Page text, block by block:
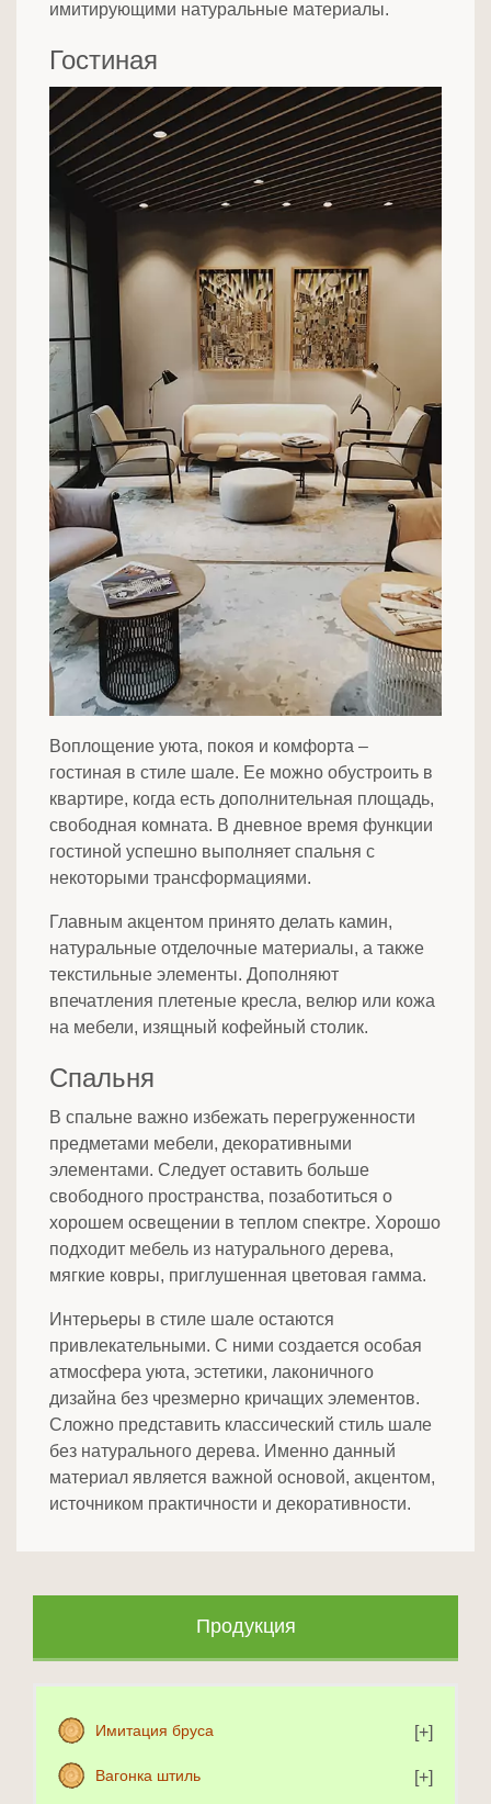
Продукция
Имитация бруса
Вагонка штиль
имитирующими натуральные материалы.
Гостиная
Воплощение уюта, покоя и комфорта –
гостиная в стиле шале. Ее можно обустроить в
квартире, когда есть дополнительная площадь,
свободная комната. В дневное время функции
гостиной успешно выполняет спальня с
некоторыми трансформациями.
Главным акцентом принято делать камин,
натуральные отделочные материалы, а также
текстильные элементы. Дополняют
впечатления плетеные кресла, велюр или кожа
на мебели, изящный кофейный столик.
Спальня
В спальне важно избежать перегруженности
предметами мебели, декоративными
элементами. Следует оставить больше
свободного пространства, позаботиться о
хорошем освещении в теплом спектре. Хорошо
подходит мебель из натурального дерева,
мягкие ковры, приглушенная цветовая гамма.
Интерьеры в стиле шале остаются
привлекательными. С ними создается особая
атмосфера уюта, эстетики, лаконичного
дизайна без чрезмерно кричащих элементов.
Сложно представить классический стиль шале
без натурального дерева. Именно данный
материал является важной основой, акцентом,
источником практичности и декоративности.